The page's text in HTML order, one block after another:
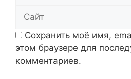
Сохранить моё имя,
этом браузере для
комментариев.